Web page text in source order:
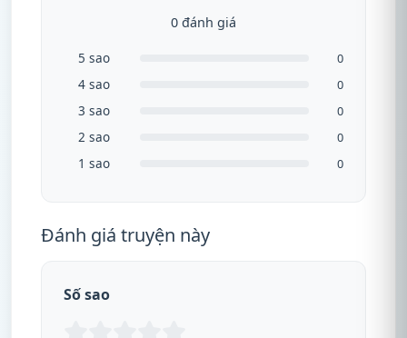
0 đánh giá
5 sao 0
4 sao 0
3 sao 0
2 sao 0
1 sao 0
Đánh giá truyện này
Số sao